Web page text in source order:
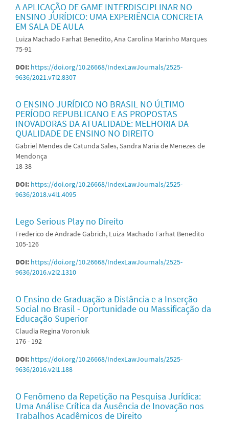
A APLICAÇÃO DE GAME INTERDISCIPLINAR NO
ENSINO JURÍDICO: UMA EXPERIÊNCIA CONCRETA
EM SALA DE AULA
Luiza Machado Farhat Benedito, Ana Carolina Marinho Marques
75-91
DOI: https://doi.org/10.26668/IndexLawJournals/2525-
9636/2021.v7i2.8307
O ENSINO JURÍDICO NO BRASIL NO ÚLTIMO
PERÍODO REPUBLICANO E AS PROPOSTAS
INOVADORAS DA ATUALIDADE: MELHORIA DA
QUALIDADE DE ENSINO NO DIREITO
Gabriel Mendes de Catunda Sales, Sandra Maria de Menezes de
Mendonça
18-38
DOI: https://doi.org/10.26668/IndexLawJournals/2525-
9636/2018.v4i1.4095
Lego Serious Play no Direito
Frederico de Andrade Gabrich, Luiza Machado Farhat Benedito
105-126
DOI: https://doi.org/10.26668/IndexLawJournals/2525-
9636/2016.v2i2.1310
O Ensino de Graduação a Distância e a Inserção
Social no Brasil - Oportunidade ou Massificação da
Educação Superior
Claudia Regina Voroniuk
176 - 192
DOI: https://doi.org/10.26668/IndexLawJournals/2525-
9636/2016.v2i1.188
O Fenômeno da Repetição na Pesquisa Jurídica:
Uma Análise Crítica da Ausência de Inovação nos
Trabalhos Acadêmicos de Direito